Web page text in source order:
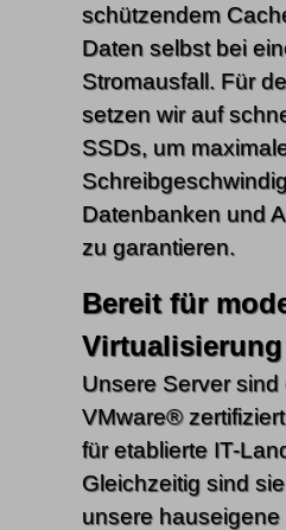
schützendem
Daten selbst bei
Stromausfall. Für
setzen wir auf
SSDs, um
Datenbanken und
zu garantieren.
Bereit für
Virtualisierung
Unsere Server sind
VMware®
für etablierte IT-
Gleichzeitig sind
unsere